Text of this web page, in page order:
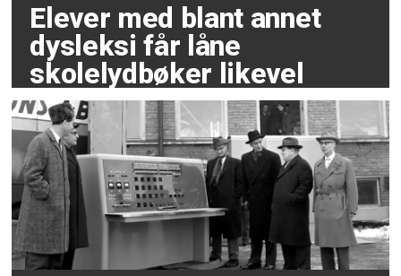
Elever med blant annet
dysleksi får låne
skolelydbøker likevel